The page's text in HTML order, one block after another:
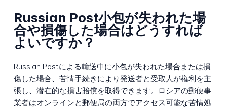
Russian Post小包が失われた場
合や損傷した場合はどうすれば
よいですか？
Russian Postによる輸送中に小包が失われた場合または損
傷した場合、苦情手続きにより発送者と受取人が権利を主
張し、潜在的な損害賠償を取得できます。ロシアの郵便事
業者はオンラインと郵便局の両方でアクセス可能な苦情処